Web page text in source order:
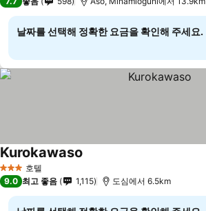
날짜를 선택해 정확한 요금을 확인해 주세요.
3 성급 호텔
Kurokawaso
9.0 최고 좋음 1,115 도심에서 6.5km